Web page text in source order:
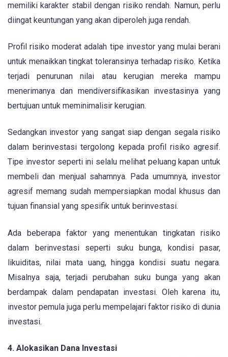
memiliki karakter stabil dengan risiko rendah. Namun, perlu
diingat keuntungan yang akan diperoleh juga rendah.
Profil risiko moderat adalah tipe investor yang mulai berani
untuk menaikkan tingkat toleransinya terhadap risiko. Ketika
terjadi penurunan nilai atau kerugian mereka mampu
menerimanya dan mendiversifikasikan investasinya yang
bertujuan untuk meminimalisir kerugian.
Sedangkan investor yang sangat siap dengan segala risiko
dalam berinvestasi tergolong kepada profil risiko agresif.
Tipe investor seperti ini selalu melihat peluang kapan untuk
membeli dan menjual sahamnya. Pada umumnya, investor
agresif memang sudah mempersiapkan modal khusus dan
tujuan finansial yang spesifik untuk berinvestasi.
Ada beberapa faktor yang menentukan tingkatan risiko
dalam berinvestasi seperti suku bunga, kondisi pasar,
likuiditas, nilai mata uang, hingga kondisi suatu negara.
Misalnya saja, terjadi perubahan suku bunga yang akan
berdampak dalam pendapatan investasi. Oleh karena itu,
investor pemula juga perlu mempelajari faktor risiko di dunia
investasi.
4. Alokasikan Dana Investasi